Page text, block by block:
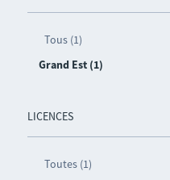
Tous (1)
Grand Est (1)
LICENCES
Toutes (1)